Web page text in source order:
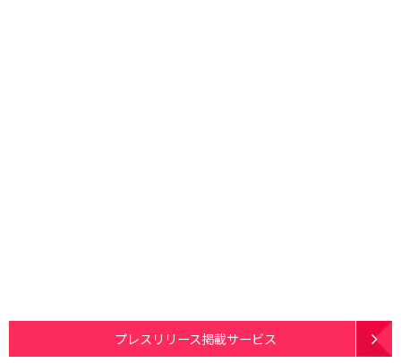
プレスリリース掲載サービス